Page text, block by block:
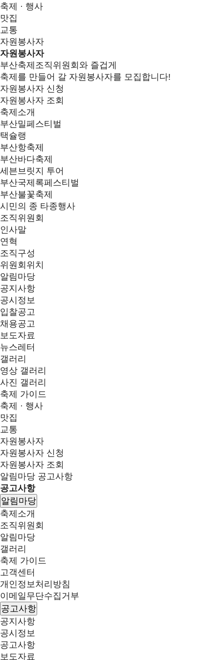
축제 · 행사
맛집
교통
자원봉사자
자원봉사자
부산축제조직위원회와 즐겁게
축제를 만들어 갈 자원봉사자를 모집합니다!
자원봉사자 신청
자원봉사자 조회
축제소개
부산밀페스티벌
택슐랭
부산항축제
부산바다축제
세븐브릿지 투어
부산국제록페스티벌
부산불꽃축제
시민의 종 타종행사
조직위원회
인사말
연혁
조직구성
위원회위치
알림마당
공지사항
공시정보
입찰공고
채용공고
보도자료
뉴스레터
갤러리
영상 갤러리
사진 갤러리
축제 가이드
축제 · 행사
맛집
교통
자원봉사자
자원봉사자 신청
자원봉사자 조회
알림마당 공고사항
공고사항
알림마당
축제소개
조직위원회
알림마당
갤러리
축제 가이드
고객센터
개인정보처리방침
이메일무단수집거부
공고사항
공지사항
공시정보
공고사항
보도자료